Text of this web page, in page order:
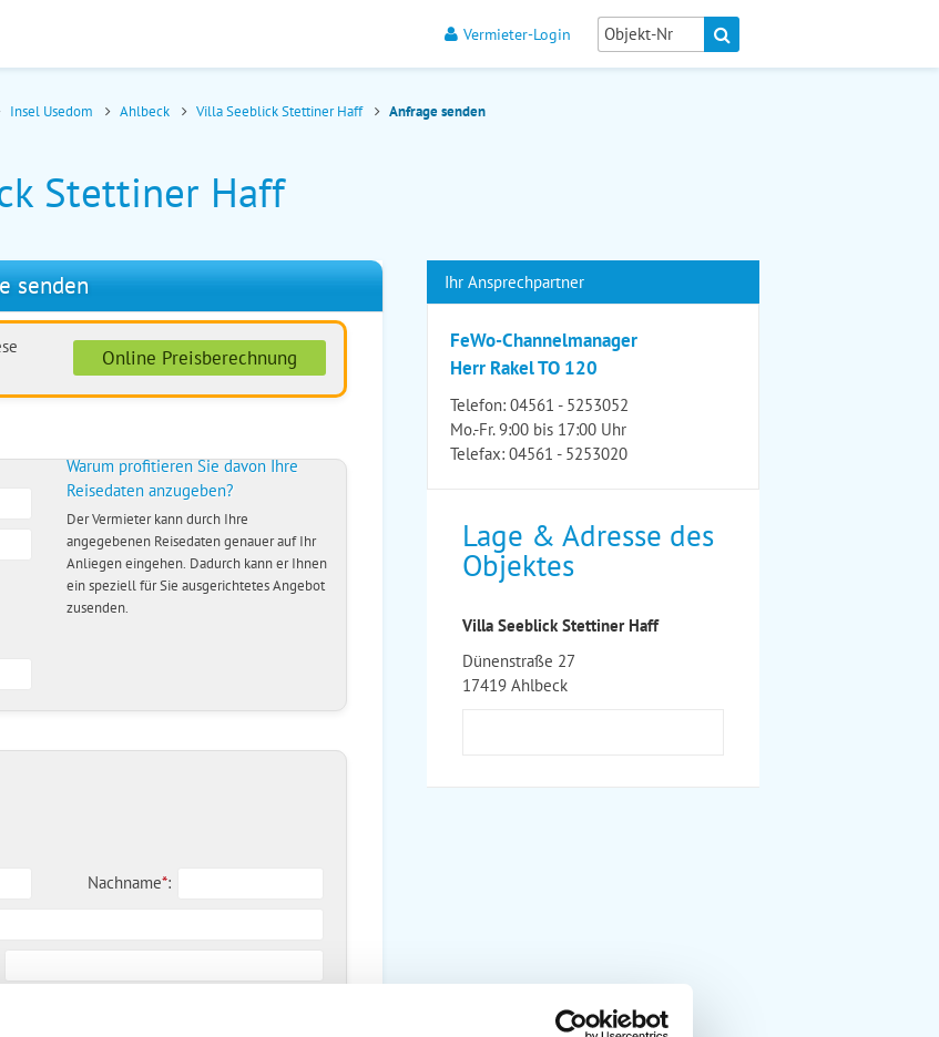
Vermieter-Login
Insel Usedom Ahlbeck Villa Seeblick Stettiner Haff Anfrage senden
Stettiner Haff
senden
Online Preisberechnung
Warum profitieren Sie davon Ihre
Reisedaten anzugeben?
Der Vermieter kann durch Ihre
angegebenen Reisedaten genauer auf Ihr
Anliegen eingehen. Dadurch kann er Ihnen
ein speziell für Sie ausgerichtetes Angebot
zusenden.
Nachname*:
Ihr Ansprechpartner
FeWo-Channelmanager
Herr Rakel TO 120
Telefon: 04561 - 5253052
Mo.-Fr. 9:00 bis 17:00 Uhr
Telefax: 04561 - 5253020
Lage & Adresse des
Objektes
Villa Seeblick Stettiner Haff
Dünenstraße 27
17419 Ahlbeck